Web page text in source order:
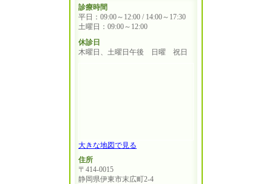
診療時間
平日：09:00～12:00 / 14:00～17:30
土曜日：09:00～12:00
休診日
木曜日、土曜日午後 日曜 祝日
大きな地図で見る
住所
〒414-0015
静岡県伊東市末広町2-4